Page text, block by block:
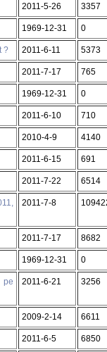
2011-5-26 3357
1969-12-31 0
? 2011-6-11 5373
2011-7-17 765
1969-12-31 0
2011-6-10 710
2010-4-9 4140
2011-6-15 691
2011-7-22 6514
2011-7-8
2011-7-17 8682
1969-12-31 0
pe
2011-6-21 3256
2009-2-14 6611
2011-6-5 6850